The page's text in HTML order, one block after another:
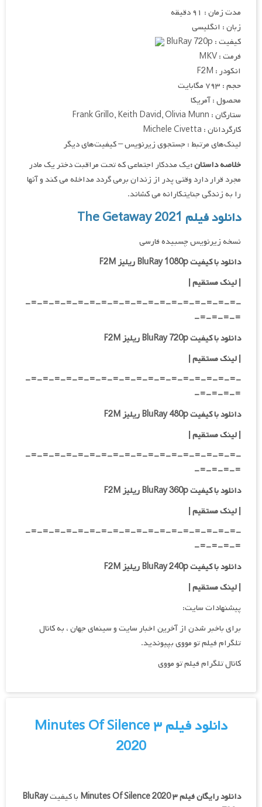
مدت زمان : ۹۱ دقیقه
زبان : انگلیسی
کیفیت : BluRay 720p
فرمت : MKV
انکودر : F2M
حجم : ۷۹۳ مگابایت
محصول : آمریکا
ستارگان : Frank Grillo, Keith David, Olivia Munn
کارگردانان : Michele Civetta
لینک‌های مرتبط : جستجوی زیرنویس – کیفیت‌های دیگر
خلاصه داستان :یک مددکار اجتماعی که تحت مراقبت دختر یک مادر
مجرد قرار دارد وقتی پدر از زندان برمی گردد مداخله می کند و آنها
را به زندگی جنایتکارانه می کشاند.
دانلود فیلم The Getaway 2021
نسخه زیرنویس چسبیده فارسی
دانلود با کیفیت BluRay 1080p ریلیز F2M
|لینک مستقیم|
-=-=-=-=-=-=-=-=-=-=-=-=-=-=-=-=-=-=-
=-=-=-=-
دانلود با کیفیت BluRay 720p ریلیز F2M
| لینک مستقیم|
-=-=-=-=-=-=-=-=-=-=-=-=-=-=-=-=-=-=-
=-=-=-=-
دانلود با کیفیت BluRay 480p ریلیز F2M
| لینک مستقیم|
-=-=-=-=-=-=-=-=-=-=-=-=-=-=-=-=-=-=-
=-=-=-=-
دانلود با کیفیت BluRay 360p ریلیز F2M
| لینک مستقیم|
-=-=-=-=-=-=-=-=-=-=-=-=-=-=-=-=-=-=-
=-=-=-=-
دانلود با کیفیت BluRay 240p ریلیز F2M
| لینک مستقیم|
پیشنهادات سایت:
برای باخبر شدن از آخرین اخبار سایت و سینمای جهان ، به کانال
تلگرام فیلم تو مووی بپیوندید.
کانال تلگرام فیلم تو مووی
دانلود فیلم ۳ Minutes Of Silence
2020
دانلود رایگان فیلم۳ Minutes Of Silence 2020 با کیفیتBluRay